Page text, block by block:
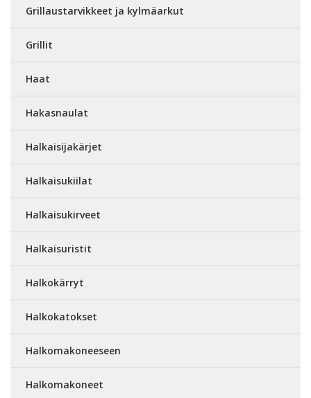
Grillaustarvikkeet ja kylmäarkut
Grillit
Haat
Hakasnaulat
Halkaisijakärjet
Halkaisukiilat
Halkaisukirveet
Halkaisuristit
Halkokärryt
Halkokatokset
Halkomakoneeseen
Halkomakoneet